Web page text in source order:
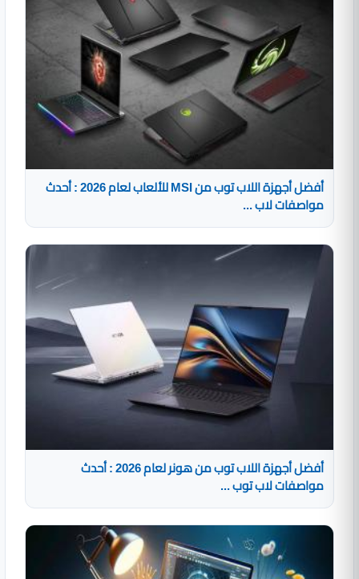
أفضل أجهزة اللاب توب من MSI للألعاب لعام 2026 : أحدث
مواصفات لاب ...
أفضل أجهزة اللاب توب من هونر لعام 2026 : أحدث
مواصفات لاب توب ...